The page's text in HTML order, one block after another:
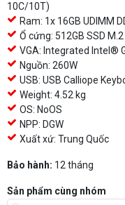
10C/10T)
Ram: 1x 16GB UDIMM
Ổ cứng: 512GB SSD
VGA: Integrated Intel®
Nguồn: 260W
USB: USB Calliope
Weight: 4.52 kg
OS: NoOS
NPP: DGW
Xuất xứ: Trung Quốc
Bảo hành: 12 tháng
Sản phẩm cùng nhóm